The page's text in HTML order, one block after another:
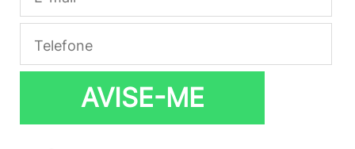
AVISE-ME